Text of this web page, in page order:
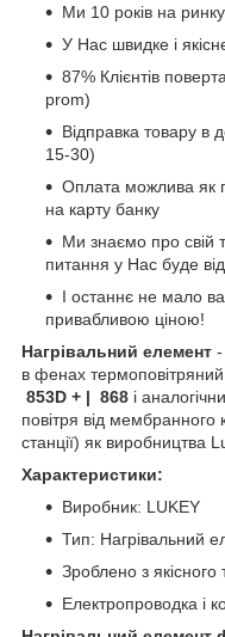
Ми 10 років на ринку
У Нас швидке і
87% Клієнтів
prom)
Відправка товару в
15-30)
Оплата можлива як
на карту банку
Ми знаємо про свій
питання у Нас буде
І останнє не мало
привабливою ціною!
Нагрівальний елемент -
в фенах термоповітряний
853D + | 868 і
повітря від
станції) як виробництва
Характеристики:
Виробник: LUKEY
Тип: Нагрівальний
Зроблено з якісного
Електропроводка і